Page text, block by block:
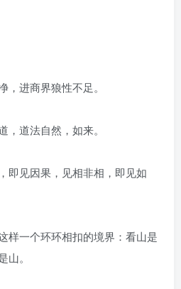
，进商界狼性不足。
，道法自然，如来。
即见因果，见相非相，即见如
样一个环环相扣的境界：看山是
。